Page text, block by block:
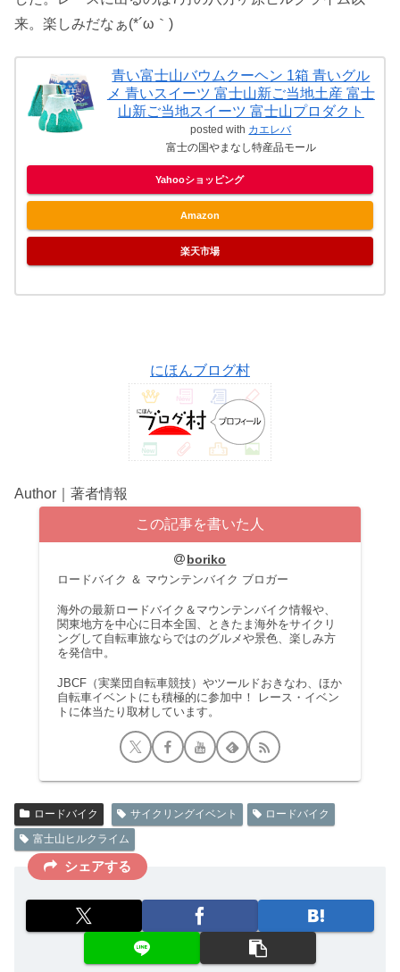
来。楽しみだなぁ(*´ω｀)
青い富士山バウムクーヘン 1箱 青いグル
メ 青いスイーツ 富士山新ご当地土産 富士
山新ご当地スイーツ 富士山プロダクト
posted with カエレバ
富士の国やまなし特産品モール
Yahooショッピング
Amazon
楽天市場
にほんブログ村
Author｜著者情報
この記事を書いた人
boriko
ロードバイク ＆ マウンテンバイク ブロガー
海外の最新ロードバイク＆マウンテンバイク情報や、
関東地方を中心に日本全国、ときたま海外をサイクリ
ングして自転車旅ならではのグルメや景色、楽しみ方
を発信中。
JBCF（実業団自転車競技）やツールドおきなわ、ほか
自転車イベントにも積極的に参加中！ レース・イベン
トに体当たり取材しています。
ロードバイク サイクリングイベント
ロードバイク
富士山ヒルクライム
シェアする